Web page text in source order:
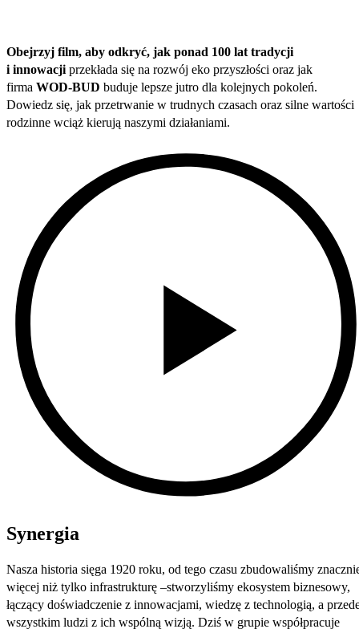
Obejrzyj film, aby odkryć, jak ponad 100 lat tradycji
i innowacji przekłada się na rozwój eko przyszłości oraz jak
firma WOD-BUD buduje lepsze jutro dla kolejnych pokoleń.
Dowiedz się, jak przetrwanie w trudnych czasach oraz silne wartości
rodzinne wciąż kierują naszymi działaniami.
Synergia
Nasza historia sięga 1920 roku, od tego czasu zbudowaliśmy
więcej niż tylko infrastrukturę –stworzyliśmy ekosystem biznesowy,
łączący doświadczenie z innowacjami, wiedzę z technologią, a
wszystkim ludzi z ich wspólną wizją. Dziś w grupie współpracuje